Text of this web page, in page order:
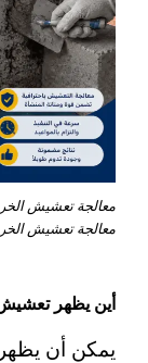
معالجة تعشيش
معالجة تعشيش
أين يظهر
يمكن أن